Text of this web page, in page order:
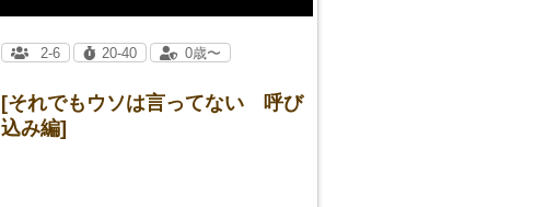
[それでもウソは言ってない 呼び
込み編]
2-6 20-40 0歳〜